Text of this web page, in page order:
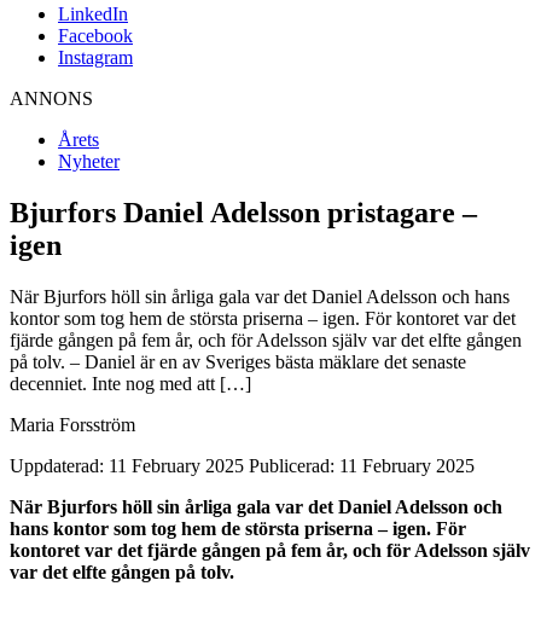
LinkedIn
Facebook
Instagram
ANNONS
Årets
Nyheter
Bjurfors Daniel Adelsson pristagare –
igen
När Bjurfors höll sin årliga gala var det Daniel Adelsson och hans
kontor som tog hem de största priserna – igen. För kontoret var det
fjärde gången på fem år, och för Adelsson själv var det elfte gången
på tolv. – Daniel är en av Sveriges bästa mäklare det senaste
decenniet. Inte nog med att […]
Maria Forsström
Uppdaterad: 11 February 2025 Publicerad: 11 February 2025
När Bjurfors höll sin årliga gala var det Daniel Adelsson och
hans kontor som tog hem de största priserna – igen. För
kontoret var det fjärde gången på fem år, och för Adelsson själv
var det elfte gången på tolv.